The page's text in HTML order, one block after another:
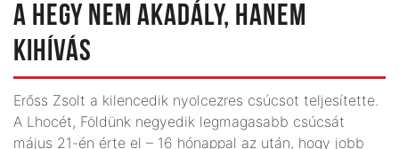
A HEGY NEM AKADÁLY, HANEM
KIHÍVÁS
Erőss Zsolt a kilencedik nyolcezres csúcsot teljesítette.
A Lhocét, Földünk negyedik legmagasabb csúcsát
május 21-én érte el – 16 hónappal az után, hogy jobb